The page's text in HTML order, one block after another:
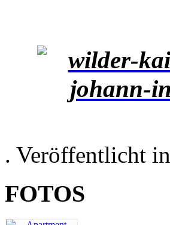
. Veröffentlicht in
FOTOS